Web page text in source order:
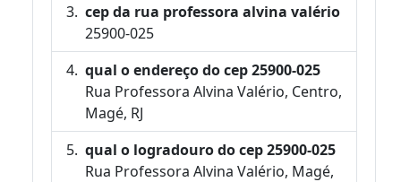
cep da rua professora alvina valério
25900-025
qual o endereço do cep 25900-025
Rua Professora Alvina Valério, Centro,
Magé, RJ
qual o logradouro do cep 25900-025
Rua Professora Alvina Valério, Magé,